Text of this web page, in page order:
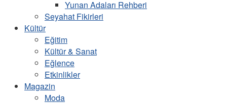
Yunan Adaları Rehberi
Seyahat Fikirleri
Kültür
Eğitim
Kültür & Sanat
Eğlence
Etkinlikler
Magazin
Moda